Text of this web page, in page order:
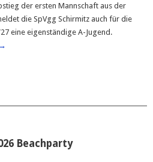
der ersten Mannschaft aus der
die SpVgg Schirmitz auch für die
eine eigenständige A-Jugend.
Beachparty